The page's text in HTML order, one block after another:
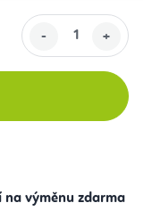
na výměnu zdarma